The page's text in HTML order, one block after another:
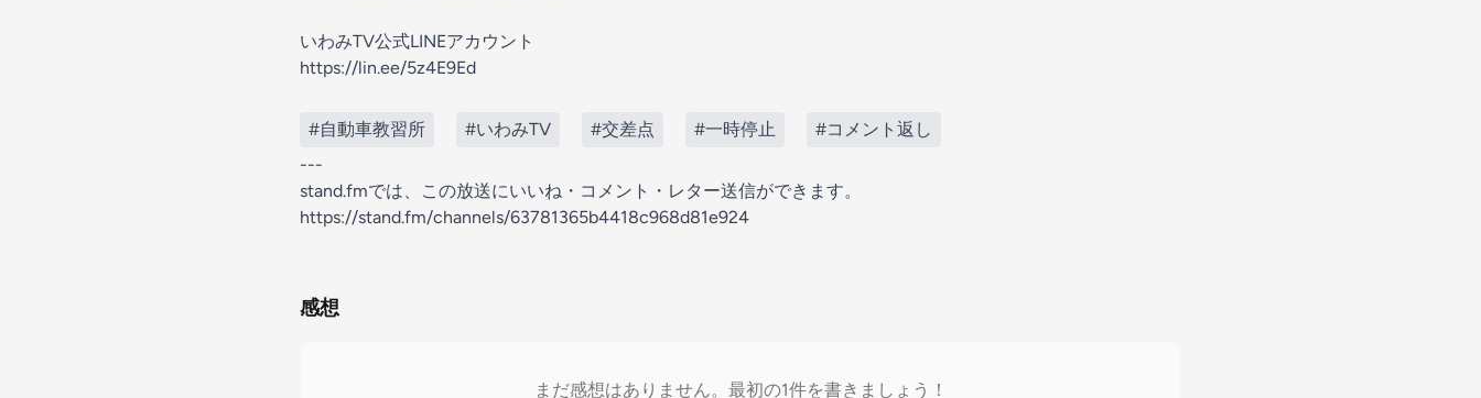
いわみTV公式LINEアカウント
https://lin.ee/5z4E9Ed
#自動車教習所 #いわみTV #交差点 #一時停止
#コメント返し
---
stand.fmでは、この放送にいいね・コメント・レター送信ができます。
https://stand.fm/channels/63781365b4418c968d81e924
感想
まだ感想はありません。最初の1件を書きましょう！